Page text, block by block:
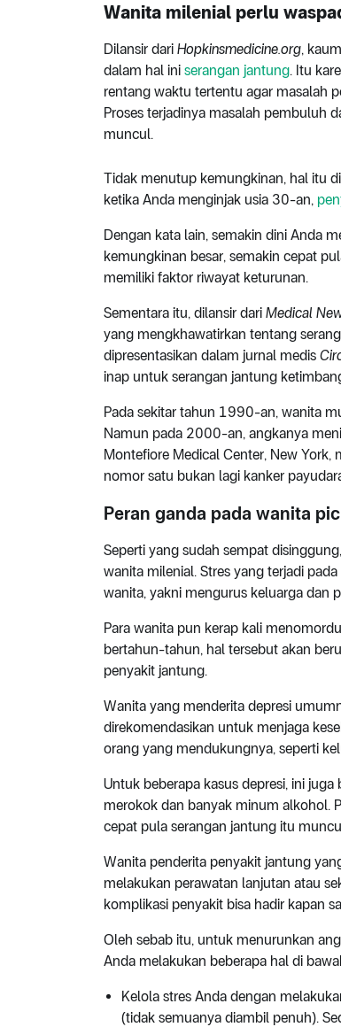
Wanita milenial perlu
Dilansir dari Hopkinsmedicine.org,
dalam hal ini serangan jantung. Itu
rentang waktu tertentu agar masalah
Proses terjadinya masalah pembuluh
muncul.
Tidak menutup kemungkinan, hal itu
ketika Anda menginjak usia 30-an,
Dengan kata lain, semakin dini Anda
kemungkinan besar, semakin cepat
memiliki faktor riwayat keturunan.
Sementara itu, dilansir dari Medical
yang mengkhawatirkan tentang
dipresentasikan dalam jurnal medis
inap untuk serangan jantung
Pada sekitar tahun 1990-an, wanita
Namun pada 2000-an, angkanya
Montefiore Medical Center, New York,
nomor satu bukan lagi kanker
Peran ganda pada wanita
Seperti yang sudah sempat
wanita milenial. Stres yang terjadi
wanita, yakni mengurus keluarga dan
Para wanita pun kerap kali
bertahun-tahun, hal tersebut akan
penyakit jantung.
Wanita yang menderita depresi
direkomendasikan untuk menjaga
orang yang mendukungnya, seperti
Untuk beberapa kasus depresi, ini
merokok dan banyak minum alkohol.
cepat pula serangan jantung itu
Wanita penderita penyakit jantung
melakukan perawatan lanjutan atau
komplikasi penyakit bisa hadir kapan
Oleh sebab itu, untuk menurunkan
Anda melakukan beberapa hal di
Kelola stres Anda dengan
(tidak semuanya diambil penuh).